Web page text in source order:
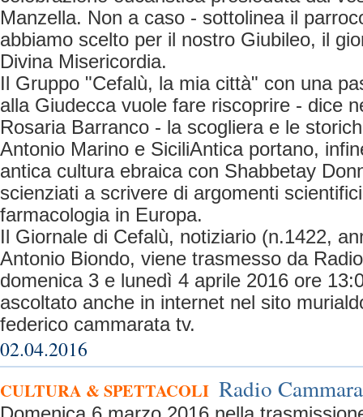
Manzella. Non a caso - sottolinea il
abbiamo scelto per il nostro Giubileo, il
Divina Misericordia.
Il Gruppo "Cefalù, la mia città" con una
alla Giudecca vuole fare riscoprire - dice
Rosaria Barranco - la scogliera e le
Antonio Marino e SiciliAntica portano,
antica cultura ebraica con Shabbetay
scienziati a scrivere di argomenti
farmacologia in Europa.
Il Giornale di Cefalù, notiziario (n.1422,
Antonio Biondo, viene trasmesso da
domenica 3 e lunedì 4 aprile 2016 ore
ascoltato anche in internet nel sito
federico cammarata tv.
02.04.2016
CULTURA & SPETTACOLI Radio